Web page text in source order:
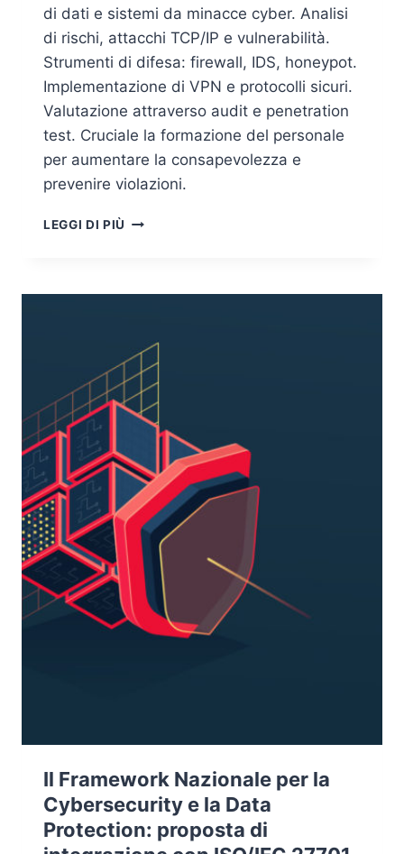
di dati e sistemi da minacce cyber. Analisi
di rischi, attacchi TCP/IP e vulnerabilità.
Strumenti di difesa: firewall, IDS, honeypot.
Implementazione di VPN e protocolli sicuri.
Valutazione attraverso audit e penetration
test. Cruciale la formazione del personale
per aumentare la consapevolezza e
prevenire violazioni.
LEGGI DI PIÙ LA
SISTEMI
CONTROMISURE
Il Framework Nazionale per la
Cybersecurity e la Data
Protection: proposta di